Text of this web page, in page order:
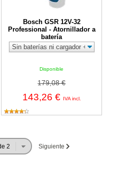
Bosch GSR 12V-32
Professional - Atornillador a
batería
Disponible
179,08 €
143,26 € IVA incl.
Siguiente